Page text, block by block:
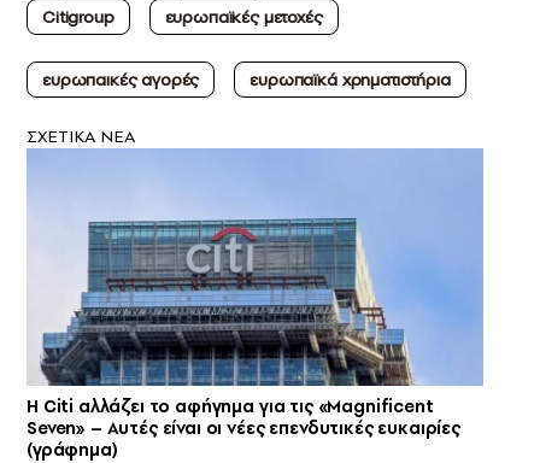
Citigroup
ευρωπαϊκές μετοχές
ευρωπαικές αγορές ευρωπαϊκά χρηματιστήρια
ΣXETIKA NEA
Η Citi αλλάζει το αφήγημα για τις «Magnificent
Seven» – Αυτές είναι οι νέες επενδυτικές ευκαιρίες
(γράφημα)